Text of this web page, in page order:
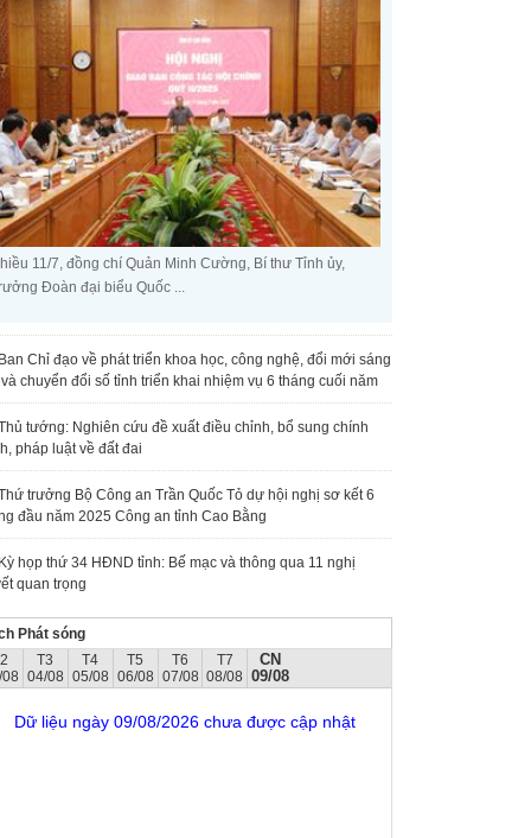
11/7, đồng chí Quản Minh Cường, Bí thư Tỉnh ủy,
Đoàn đại biểu Quốc ...
Chỉ đạo về phát triển khoa học, công nghệ, đổi mới sáng
chuyển đổi số tỉnh triển khai nhiệm vụ 6 tháng cuối năm
tướng: Nghiên cứu đề xuất điều chỉnh, bổ sung chính
pháp luật về đất đai
trưởng Bộ Công an Trần Quốc Tỏ dự hội nghị sơ kết 6
đầu năm 2025 Công an tỉnh Cao Bằng
họp thứ 34 HĐND tỉnh: Bế mạc và thông qua 11 nghị
quan trọng
Phát sóng
T3
04/08
T4
05/08
T5
06/08
T6
07/08
T7
08/08
CN
09/08
Dữ liệu ngày 09/08/2026 chưa được cập nhật